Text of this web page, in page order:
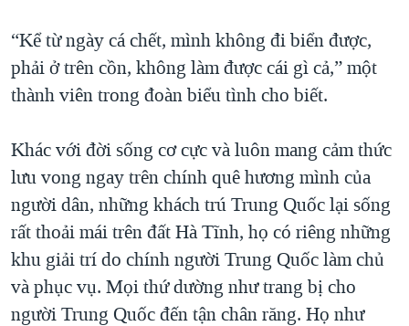
“Kể từ ngày cá chết, mình không đi biển được,
phải ở trên cồn, không làm được cái gì cả,” một
thành viên trong đoàn biểu tình cho biết.
Khác với đời sống cơ cực và luôn mang cảm thức
lưu vong ngay trên chính quê hương mình của
người dân, những khách trú Trung Quốc lại sống
rất thoải mái trên đất Hà Tĩnh, họ có riêng những
khu giải trí do chính người Trung Quốc làm chủ
và phục vụ. Mọi thứ dường như trang bị cho
người Trung Quốc đến tận chân răng. Họ như